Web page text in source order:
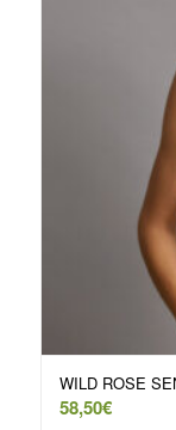
WILD ROSE
58,50€